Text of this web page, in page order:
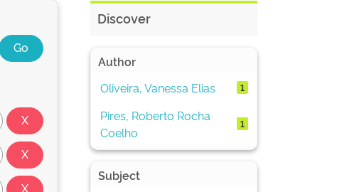
Discover
Author
Oliveira, Vanessa Elias
1
Pires, Roberto Rocha
Coelho
1
Subject